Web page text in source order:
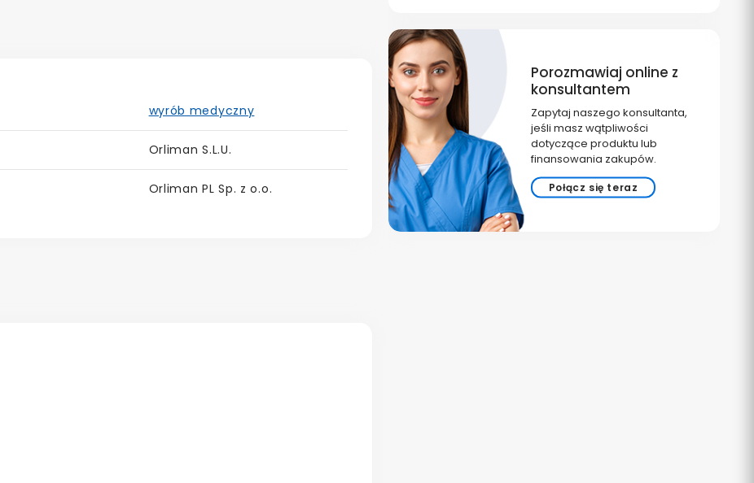
Porozmawiaj online z
konsultantem
Zapytaj naszego konsultanta,
jeśli masz wątpliwości
dotyczące produktu lub
finansowania zakupów.
Połącz się teraz
wyrób medyczny
Orliman S.L.U.
Orliman PL Sp. z o.o.